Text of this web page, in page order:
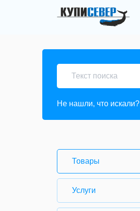
Не нашли, что искали?
Товары
Услуги